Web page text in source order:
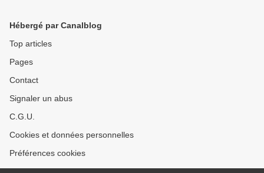
Hébergé par Canalblog
Top articles
Pages
Contact
Signaler un abus
C.G.U.
Cookies et données personnelles
Préférences cookies